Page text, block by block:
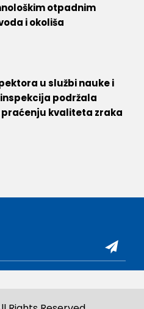
otpadnim
i okoliša
u službi nauke i
podržala
kvaliteta zraka